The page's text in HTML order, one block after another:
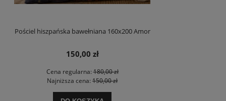
Pościel hiszpańska bawełniana 160x200 Amor
150,00 zł
Cena regularna:180,00 zł
Najniższa cena: 150,00 zł